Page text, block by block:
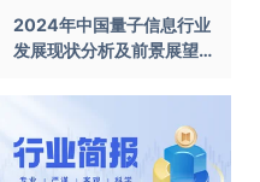
2024年中国量子信息行业
发展现状分析及前景展望报